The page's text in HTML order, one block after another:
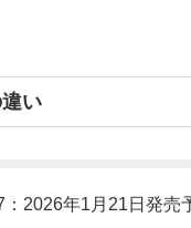
い
：2026年1月21日発売